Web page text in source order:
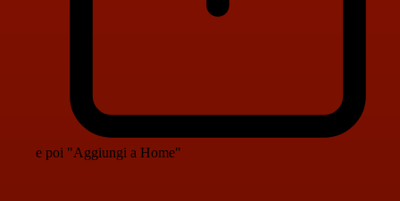
e poi "Aggiungi a Home"